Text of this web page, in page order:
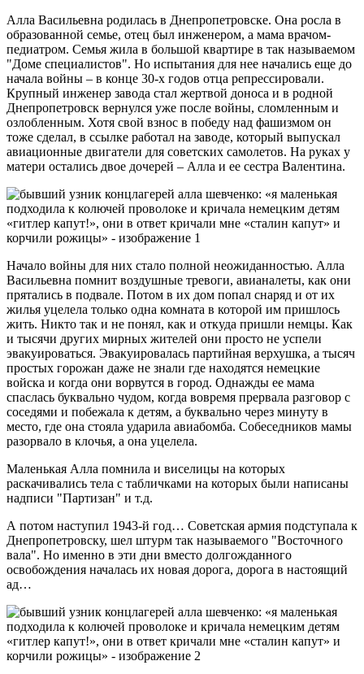
Алла Васильевна родилась в Днепропетровске. Она росла в
образованной семье, отец был инженером, а мама врачом-
педиатром. Семья жила в большой квартире в так называемом
"Доме специалистов". Но испытания для нее начались еще до
начала войны – в конце 30-х годов отца репрессировали.
Крупный инженер завода стал жертвой доноса и в родной
Днепропетровск вернулся уже после войны, сломленным и
озлобленным. Хотя свой взнос в победу над фашизмом он
тоже сделал, в ссылке работал на заводе, который выпускал
авиационные двигатели для советских самолетов. На руках у
матери остались двое дочерей – Алла и ее сестра Валентина.
Начало войны для них стало полной неожиданностью. Алла
Васильевна помнит воздушные тревоги, авианалеты, как они
прятались в подвале. Потом в их дом попал снаряд и от их
жилья уцелела только одна комната в которой им пришлось
жить. Никто так и не понял, как и откуда пришли немцы. Как
и тысячи других мирных жителей они просто не успели
эвакуироваться. Эвакуировалась партийная верхушка, а тысяч
простых горожан даже не знали где находятся немецкие
войска и когда они ворвутся в город. Однажды ее мама
спаслась буквально чудом, когда вовремя прервала разговор с
соседями и побежала к детям, а буквально через минуту в
место, где она стояла ударила авиабомба. Собеседников мамы
разорвало в клочья, а она уцелела.
Маленькая Алла помнила и виселицы на которых
раскачивались тела с табличками на которых были написаны
надписи "Партизан" и т.д.
А потом наступил 1943-й год… Советская армия подступала к
Днепропетровску, шел штурм так называемого "Восточного
вала". Но именно в эти дни вместо долгожданного
освобождения началась их новая дорога, дорога в настоящий
ад…